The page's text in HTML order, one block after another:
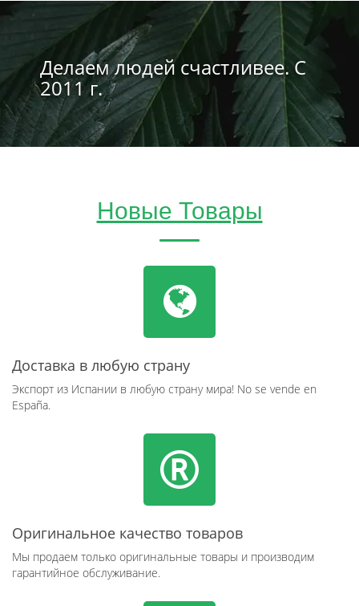
Делаем людей счастливее. С
2011 г.
Новые Товары
Доставка в любую страну
Экспорт из Испании в любую страну мира! No se vende en
España.
Оригинальное качество товаров
Мы продаем только оригинальные товары и производим
гарантийное обслуживание.